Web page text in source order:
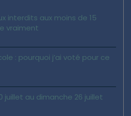
interdits aux moins de 15
vraiment
: pourquoi j’ai voté pour ce
juillet au dimanche 26 juillet